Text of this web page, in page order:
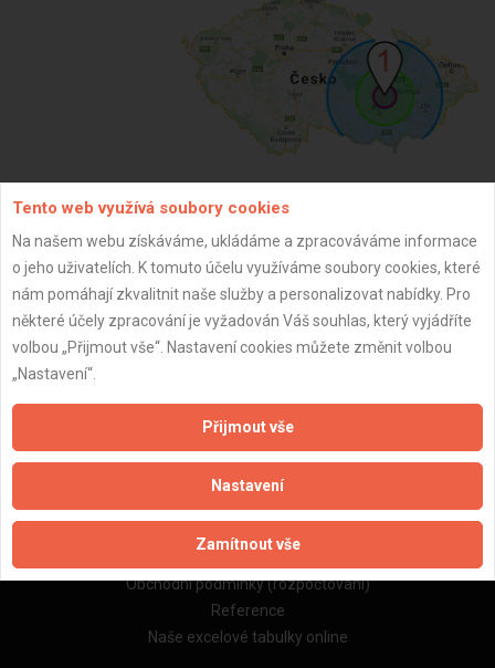
Aktualizováno z portálu ARES dne 23.04.2025 00:06:55
Důležité informace
Naše firmy a řemeslníci
Obchodní podmínky (rozpočtování)
Reference
Naše excelové tabulky online
Tento web využívá soubory cookies
Na našem webu získáváme, ukládáme a zpracováváme informace
o jeho uživatelích. K tomuto účelu využíváme soubory cookies, které
nám pomáhají zkvalitnit naše služby a personalizovat nabídky. Pro
některé účely zpracování je vyžadován Váš souhlas, který vyjádříte
volbou „Přijmout vše“. Nastavení cookies můžete změnit volbou
„Nastavení“.
Přijmout vše
Nastavení
Zamítnout vše